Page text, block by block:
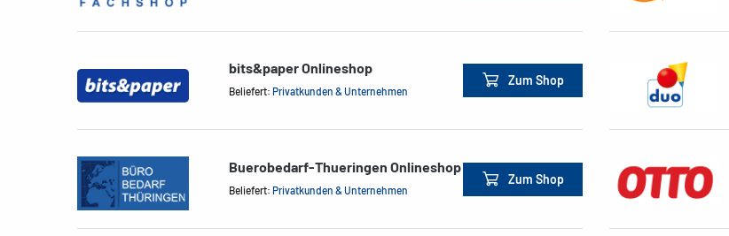
bits&paper Onlineshop
Beliefert: Privatkunden & Unternehmen
Zum Shop
Buerobedarf-Thueringen Onlineshop
Beliefert: Privatkunden & Unternehmen
Zum Shop